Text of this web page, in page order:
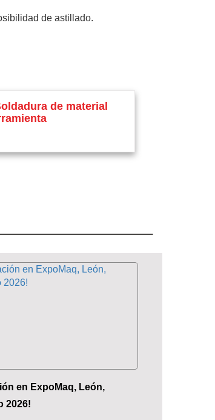
de astillado.
de material
en ExpoMaq, León,
2026!